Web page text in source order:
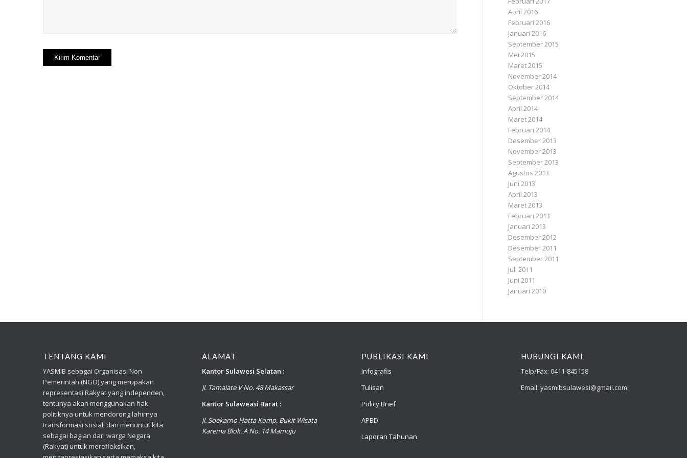
April 2016
Februari 2016
Januari 2016
September 2015
Mei 2015
Maret 2015
November 2014
Oktober 2014
September 2014
April 2014
Maret 2014
Februari 2014
Desember 2013
November 2013
September 2013
Agustus 2013
Juni 2013
April 2013
Maret 2013
Februari 2013
Januari 2013
Desember 2012
Desember 2011
September 2011
Juli 2011
Juni 2011
Januari 2010
TENTANG KAMI
YASMIB sebagai Organisasi Non
Pemerintah (NGO) yang merupakan
representasi Rakyat yang independen,
tentunya akan menggunakan hak
politiknya untuk mendorong lahirnya
transformasi sosial, dan menuntut kita
sebagai bagian dari warga Negara
(Rakyat) untuk merefleksikan,
ALAMAT
Kantor Sulawesi Selatan :
Jl. Tamalate V No. 48 Makassar
Kantor Sulaweasi Barat :
Jl. Soekarno Hatta Komp. Bukit Wisata
Karema Blok. A No. 14 Mamuju
PUBLIKASI KAMI
Infografis
Tulisan
Policy Brief
APBD
Laporan Tahunan
HUBUNGI KAMI
Telp/Fax: 0411-845158
Email: yasmibsulawesi@gmail.com